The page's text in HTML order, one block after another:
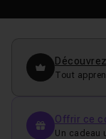
Tout
Offrir ce
Un cadeau